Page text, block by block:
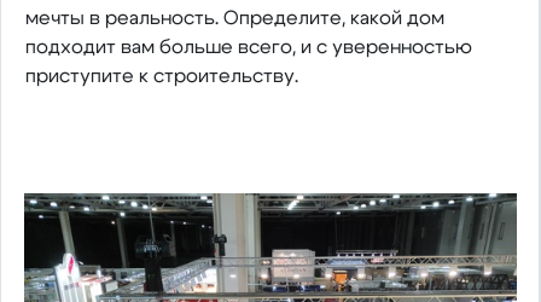
мечты в реальность. Определите, какой дом
подходит вам больше всего, и с уверенностью
приступите к строительству.